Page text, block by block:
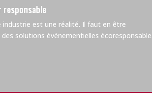
industrie est une réalité. Il faut en être
solutions événementielles